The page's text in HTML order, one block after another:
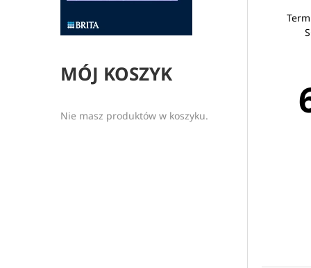
MÓJ KOSZYK
Nie masz produktów w koszyku.